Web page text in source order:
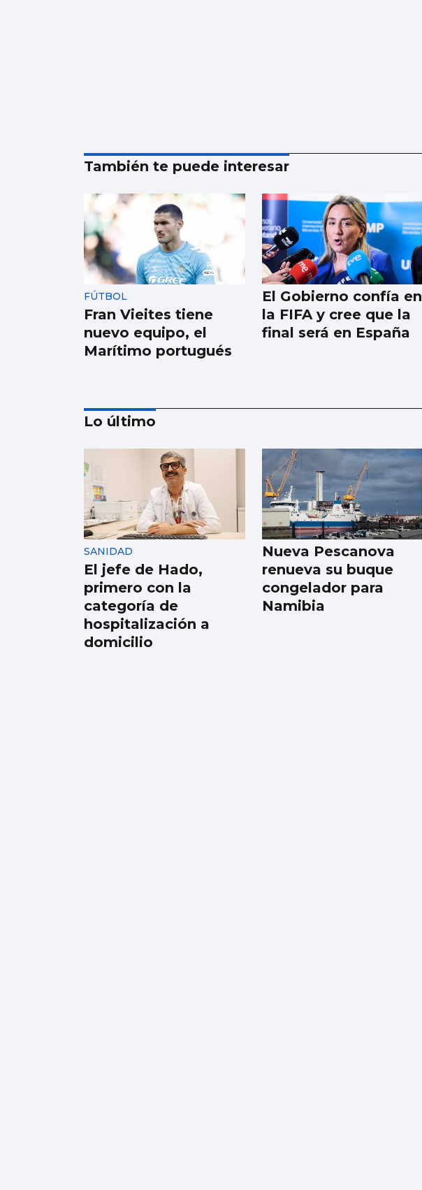
También te puede interesar
FÚTBOL
Fran Vieites tiene
nuevo equipo, el
Marítimo portugués
El Gobierno confía en
la FIFA y cree que la
final será en España
FÚTBOL
La gobernanza de la
FIFA genera dudas
Lo último
SANIDAD
El jefe de Hado,
primero con la
categoría de
hospitalización a
domicilio
Nueva Pescanova
renueva su buque
congelador para
Namibia